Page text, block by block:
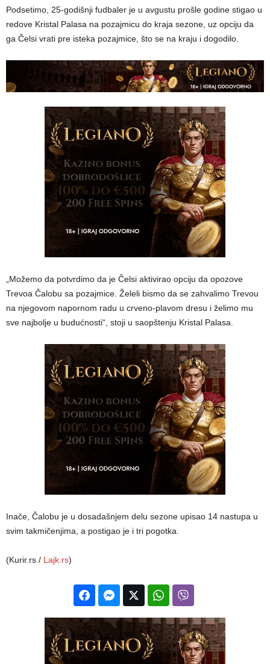
Podsetimo, 25-godišnji fudbaler je u avgustu prošle godine stigao u
redove Kristal Palasa na pozajmicu do kraja sezone, uz opciju da
ga Čelsi vrati pre isteka pozajmice, što se na kraju i dogodilo.
„Možemo da potvrdimo da je Čelsi aktivirao opciju da opozove
Trevoa Čalobu sa pozajmice. Želeli bismo da se zahvalimo Trevou
na njegovom napornom radu u crveno-plavom dresu i želimo mu
sve najbolje u budućnosti“, stoji u saopštenju Kristal Palasa.
Inače, Čalobu je u dosadašnjem delu sezone upisao 14 nastupa u
svim takmičenjima, a postigao je i tri pogotka.
(Kurir.rs / Lajk.rs)